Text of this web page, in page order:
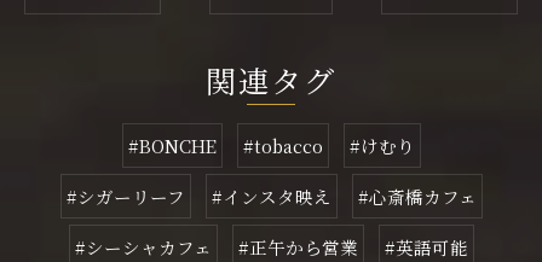
関連タグ
#BONCHE #tobacco
#けむり
#シガーリーフ
#インスタ映え
#心斎橋カフェ
#シーシャカフェ
#正午から営業
#英語可能